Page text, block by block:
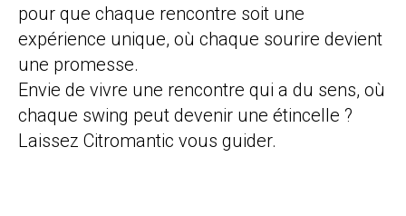
pour que chaque rencontre soit une
expérience unique, où chaque sourire devient
une promesse.
Envie de vivre une rencontre qui a du sens, où
chaque swing peut devenir une étincelle ?
Laissez Citromantic vous guider.